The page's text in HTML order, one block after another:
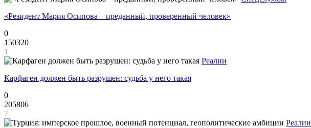
«Резидент Мария Осипова – преданный, проверенный человек»
0
150320
1
Реалии
Карфаген должен быть разрушен: судьба у него такая
0
205806
7
Реалии